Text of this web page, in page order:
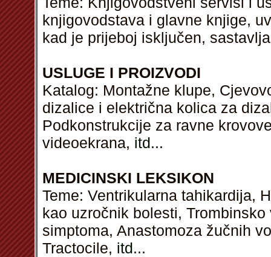
knjigovodstava i glavne knjige,
kad je prijeboj isključen,
USLUGE I PROIZVODI
Katalog: Montažne klupe,
dizalice i električna kolica za
Podkonstrukcije za ravne
videoekrana, itd...
MEDICINSKI LEKSIKON
Teme: Ventrikularna tahikardija,
kao uzročnik bolesti,
simptoma, Anastomoza žučnih
Tractocile, itd...